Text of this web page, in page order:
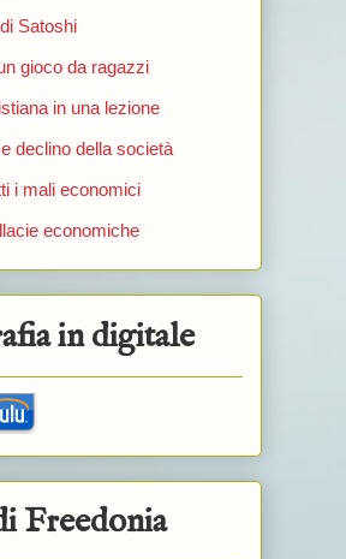
Satoshi
gioco da ragazzi
in una lezione
declino della società
i mali economici
economiche
in digitale
Freedonia